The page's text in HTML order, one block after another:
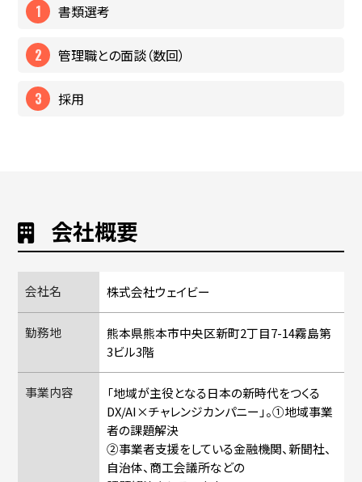
書類選考
管理職との面談（数回）
採用
会社概要
会社名 株式会社ウェイビー
勤務地
熊本県熊本市中央区新町2丁目7-14霧島第
3ビル3階
事業内容
「地域が主役となる日本の新時代をつくる
DX/AI×チャレンジカンパニー」。①地域事業
者の課題解決
②事業者支援をしている金融機関、新聞社、
自治体、商工会議所などの